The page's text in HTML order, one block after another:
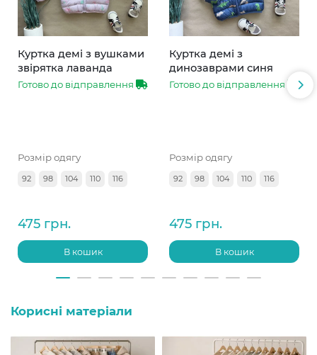
Куртка демі з вушками
звірятка лаванда
Готово до відправлення
Розмір одягу
92 98 104 110 116
475 грн.
В кошик
Куртка демі з
динозаврами синя
Готово до відправлення
Розмір одягу
92 98 104 110 116
475 грн.
В кошик
Корисні матеріали